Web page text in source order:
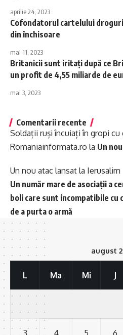
aprilie 24, 2023
Cofondatorul cartelului
din închisoare
mai 11, 2023
Britanicii sunt iritați după ce
un profit de 4,55 miliarde de
mai 3, 2023
Comentarii recente
Soldații ruși încuiați în gropi
Romaniainformata.ro la Un
Un nou atac lansat la
Un număr mare de asociații a
boli care sunt incompatibile cu
de a purta o armă
august
L Ma Mi J